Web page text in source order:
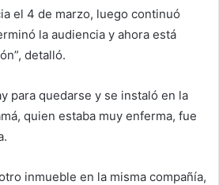
el 4 de marzo, luego continuó
la audiencia y ahora está
detalló.
para quedarse y se instaló en la
quien estaba muy enferma, fue
inmueble en la misma compañía,